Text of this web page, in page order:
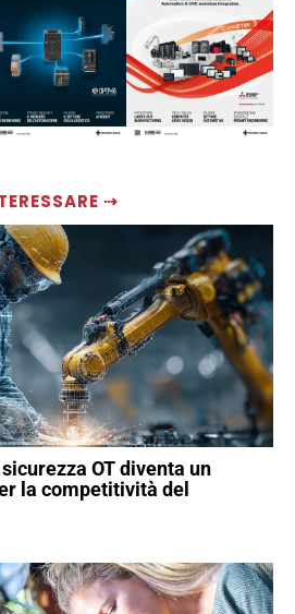
⇢
OT diventa un
la competitività del